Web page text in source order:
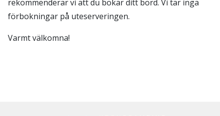
rekommenderar vi att du bokar ditt bord. Vi tar inga
förbokningar på uteserveringen.
Varmt välkomna!